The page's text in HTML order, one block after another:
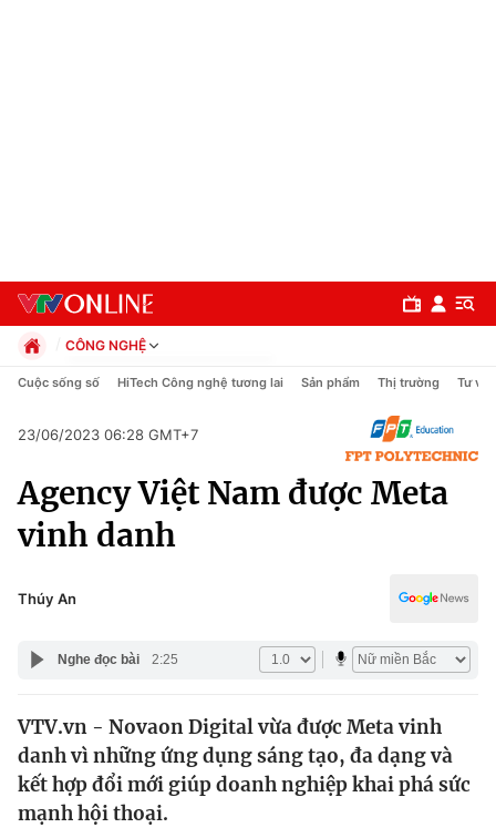
Chính trị
Thế giới
Tin tức
Kinh tế
CÔNG NGHỆ
Chính trị
Pháp luật
Thể thao
Truyền hình
Văn hóa - Giải trí
Đời sống
Giáo dục
Cuộc sống số HiTech Công nghệ tương lai Sản phẩm Thị trường Tư vấn
23/06/2023 06:28 GMT+7
Agency Việt Nam được Meta
vinh danh
Thúy An
Nghe đọc bài 2:25
VTV.vn - Novaon Digital vừa được Meta vinh
danh vì những ứng dụng sáng tạo, đa dạng và
kết hợp đổi mới giúp doanh nghiệp khai phá sức
mạnh hội thoại.